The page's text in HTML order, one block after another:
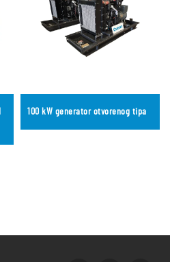
100 kW generator otvorenog tipa